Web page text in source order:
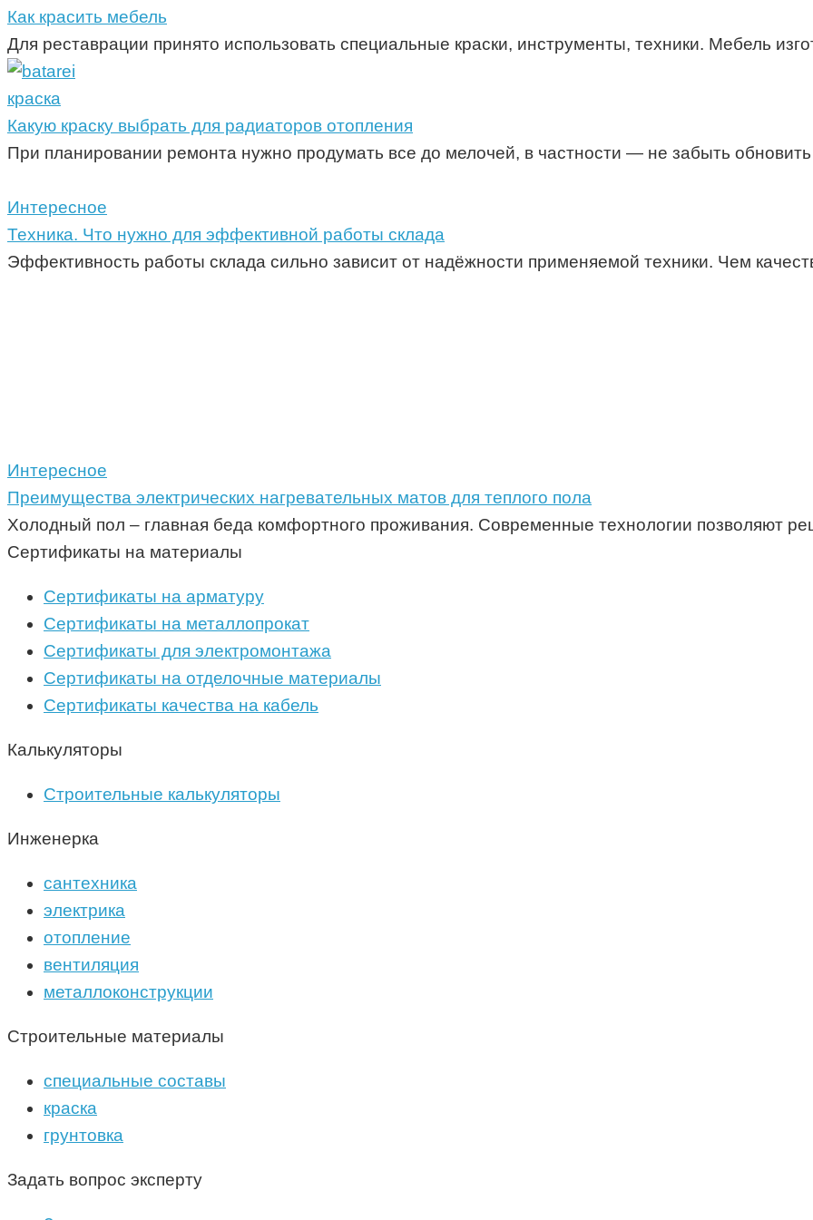
Как красить мебель
Для реставрации принято использовать специальные краски, инструменты, техники. Мебель
краска
Какую краску выбрать для радиаторов отопления
При планировании ремонта нужно продумать все до мелочей, в частности — не забыть обновить
Интересное
Техника. Что нужно для эффективной работы склада
Эффективность работы склада сильно зависит от надёжности применяемой техники. Чем
Интересное
Преимущества электрических нагревательных матов для теплого пола
Холодный пол – главная беда комфортного проживания. Современные технологии позволяют
Сертификаты на материалы
Сертификаты на арматуру
Сертификаты на металлопрокат
Сертификаты для электромонтажа
Сертификаты на отделочные материалы
Сертификаты качества на кабель
Калькуляторы
Строительные калькуляторы
Инженерка
сантехника
электрика
отопление
вентиляция
металлоконструкции
Строительные материалы
специальные составы
краска
грунтовка
Задать вопрос эксперту